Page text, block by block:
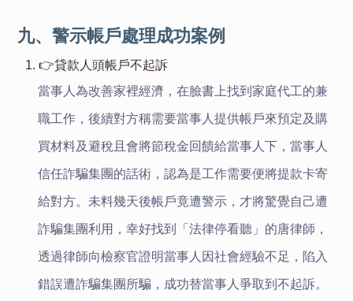
九、警示帳戶處理成功案例
1. 👉貸款人頭帳戶不起訴
當事人為改善家裡經濟，在臉書上找到家庭代工的兼
職工作，後續對方稱需要當事人提供帳戶來預定及購
買材料及避稅且會將節稅金回饋給當事人下，當事人
信任詐騙集團的話術，認為是工作需要便將提款卡寄
給對方。未料幾天後帳戶竟遭警示，才將驚覺自己遭
詐騙集團利用，幸好找到「法律停看聽」的唐律師，
透過律師向檢察官證明當事人因社會經驗不足，陷入
錯誤遭詐騙集團所騙，成功替當事人爭取到不起訴。